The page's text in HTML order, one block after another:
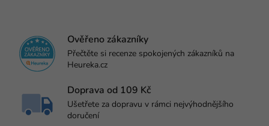
d
a
c
p
r
v
Ověřeno zákazníky
Přečtěte si recenze spokojených zákazníků na
Heureka.cz
Doprava od 109 Kč
Ušetřete za dopravu v rámci nejvýhodnějšího
doručení